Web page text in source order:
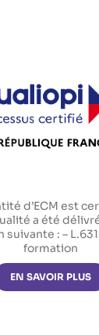
d’ECM est
a été
: –
formation
EN SAVOIR PLUS